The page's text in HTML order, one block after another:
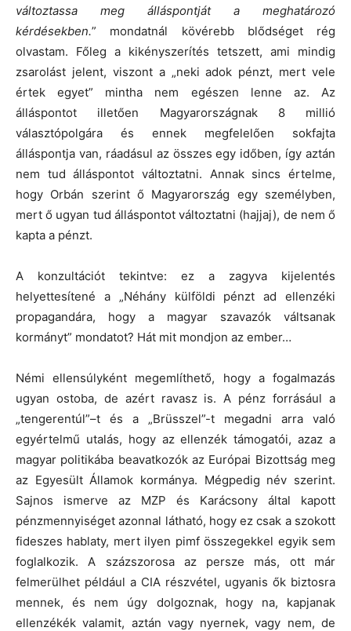
változtassa meg álláspontját a meghatározó
kérdésekben.” mondatnál kövérebb blődséget rég
olvastam. Főleg a kikényszerítés tetszett, ami mindig
zsarolást jelent, viszont a „neki adok pénzt, mert vele
értek egyet” mintha nem egészen lenne az. Az
álláspontot illetően Magyarországnak 8 millió
választópolgára és ennek megfelelően sokfajta
álláspontja van, ráadásul az összes egy időben, így aztán
nem tud álláspontot változtatni. Annak sincs értelme,
hogy Orbán szerint ő Magyarország egy személyben,
mert ő ugyan tud álláspontot változtatni (hajjaj), de nem ő
kapta a pénzt.
A konzultációt tekintve: ez a zagyva kijelentés
helyettesítené a „Néhány külföldi pénzt ad ellenzéki
propagandára, hogy a magyar szavazók váltsanak
kormányt” mondatot? Hát mit mondjon az ember…
Némi ellensúlyként megemlíthető, hogy a fogalmazás
ugyan ostoba, de azért ravasz is. A pénz forrásául a
„tengerentúl”–t és a „Brüsszel”-t megadni arra való
egyértelmű utalás, hogy az ellenzék támogatói, azaz a
magyar politikába beavatkozók az Európai Bizottság meg
az Egyesült Államok kormánya. Mégpedig név szerint.
Sajnos ismerve az MZP és Karácsony által kapott
pénzmennyiséget azonnal látható, hogy ez csak a szokott
fideszes hablaty, mert ilyen pimf összegekkel egyik sem
foglalkozik. A százszorosa az persze más, ott már
felmerülhet például a CIA részvétel, ugyanis ők biztosra
mennek, és nem úgy dolgoznak, hogy na, kapjanak
ellenzékék valamit, aztán vagy nyernek, vagy nem, de